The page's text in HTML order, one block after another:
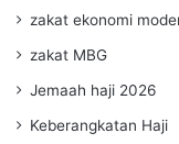
zakat ekonomi
zakat MBG
Jemaah haji 2026
Keberangkatan Haji